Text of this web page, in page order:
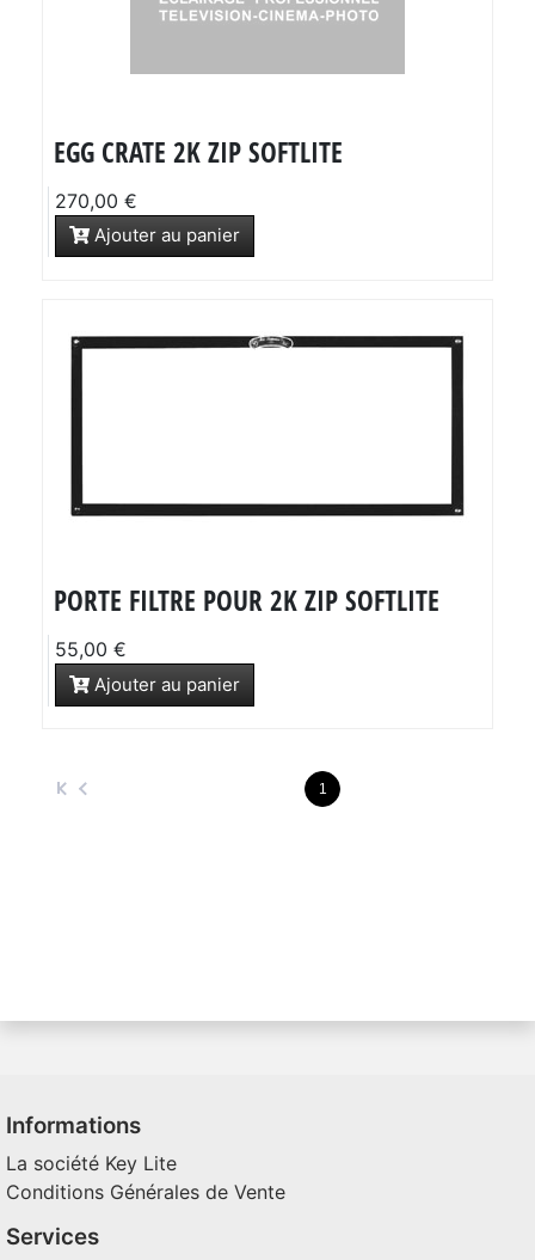
EGG CRATE 2K ZIP SOFTLITE
270,00 €
Ajouter au panier
PORTE FILTRE POUR 2K ZIP SOFTLITE
55,00 €
Ajouter au panier
1
Informations
La société Key Lite
Conditions Générales de Vente
Services